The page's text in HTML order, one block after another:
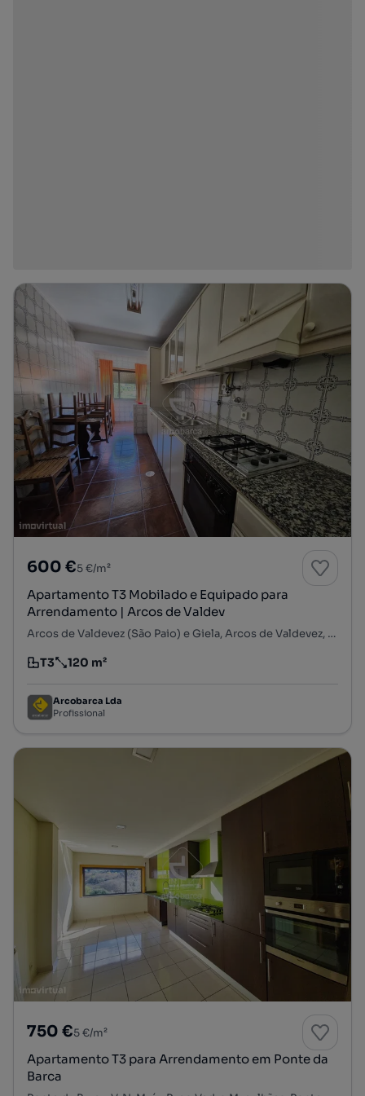
600 €5 €/m²
Apartamento T3 Mobilado e Equipado para
Arrendamento | Arcos de Valdev
Arcos de Valdevez (São Paio) e Giela, Arcos de Valdevez, Viana do Castelo
Tipologia
T3
Preço por metro quadrado
120 m²
Arcobarca Lda
Profissional
750 €5 €/m²
Apartamento T3 para Arrendamento em Ponte da
Barca